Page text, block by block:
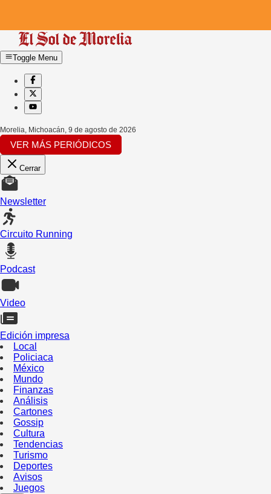
Toggle Menu
Morelia, Michoacán, 9 de agosto de 2026
VER MÁS PERIÓDICOS
Cerrar
Newsletter
Circuito Running
Podcast
Video
Edición impresa
Local
Policiaca
México
Mundo
Finanzas
Análisis
Cartones
Gossip
Cultura
Tendencias
Turismo
Deportes
Avisos
Juegos